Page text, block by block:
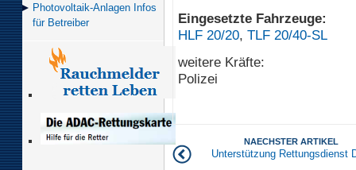
Photovoltaik-Anlagen Infos
für Betreiber
Eingesetzte Fahrzeuge:
HLF 20/20, TLF 20/40-SL
weitere Kräfte:
Polizei
NAECHSTER ARTIKEL
Unterstützung Rettungsdienst